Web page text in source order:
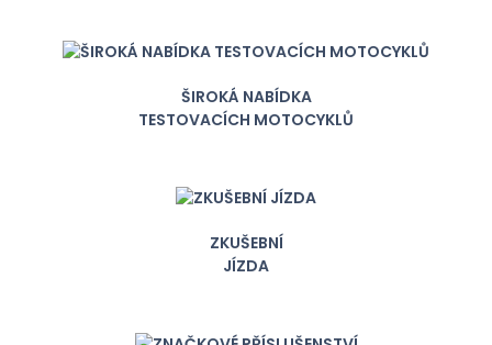
ŠIROKÁ NABÍDKA
TESTOVACÍCH MOTOCYKLŮ
ZKUŠEBNÍ
JÍZDA